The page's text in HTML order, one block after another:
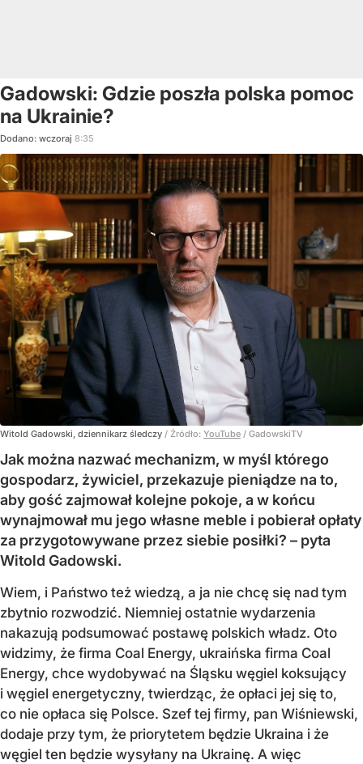
Gadowski: Gdzie poszła polska pomoc
na Ukrainie?
Dodano: wczoraj 8:35
Witold Gadowski, dziennikarz śledczy / Źródło: YouTube / GadowskiTV
Jak można nazwać mechanizm, w myśl którego
gospodarz, żywiciel, przekazuje pieniądze na to,
aby gość zajmował kolejne pokoje, a w końcu
wynajmował mu jego własne meble i pobierał opłaty
za przygotowywane przez siebie posiłki? – pyta
Witold Gadowski.
Wiem, i Państwo też wiedzą, a ja nie chcę się nad tym
zbytnio rozwodzić. Niemniej ostatnie wydarzenia
nakazują podsumować postawę polskich władz. Oto
widzimy, że firma Coal Energy, ukraińska firma Coal
Energy, chce wydobywać na Śląsku węgiel koksujący
i węgiel energetyczny, twierdząc, że opłaci jej się to,
co nie opłaca się Polsce. Szef tej firmy, pan Wiśniewski,
dodaje przy tym, że priorytetem będzie Ukraina i że
węgiel ten będzie wysyłany na Ukrainę. A więc